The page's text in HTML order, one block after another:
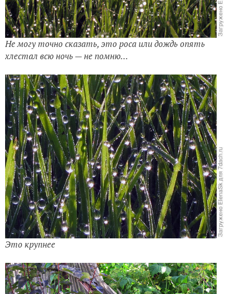
Не могу точно сказать, это роса или дождь опять
хлестал всю ночь — не помню...
Это крупнее